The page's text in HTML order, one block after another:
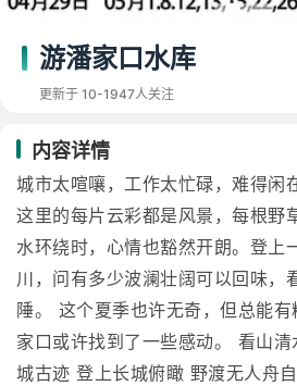
游潘家口水库
更新于 10-1947人关注
内容详情
城市太喧嚷，工作太忙碌，难得闲
这里的每片云彩都是风景，每根野
水环绕时，心情也豁然开朗。登上
川，问有多少波澜壮阔可以回味，
陲。 这个夏季也许无奇，但总能
家口或许找到了一些感动。 看山
城古迹 登上长城俯瞰 野渡无人舟